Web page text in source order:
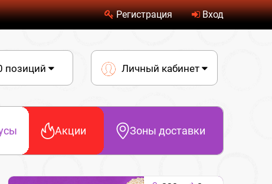
Регистрация Вход
позиций Личный кабинет
Акции Зоны доставки